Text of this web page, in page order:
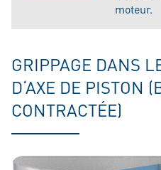
moteur.
GRIPPAGE DANS
D‘AXE DE PISTON
CONTRACTÉE)